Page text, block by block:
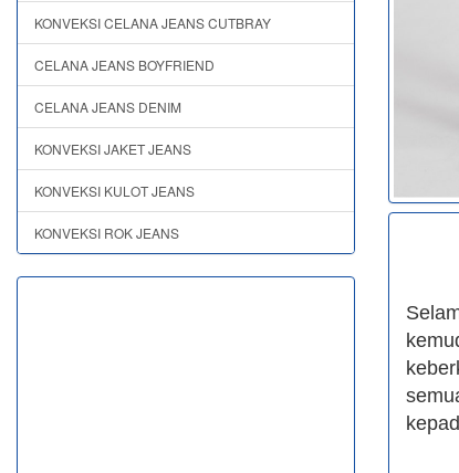
KONVEKSI CELANA JEANS CUTBRAY
CELANA JEANS BOYFRIEND
CELANA JEANS DENIM
KONVEKSI JAKET JEANS
KONVEKSI KULOT JEANS
KONVEKSI ROK JEANS